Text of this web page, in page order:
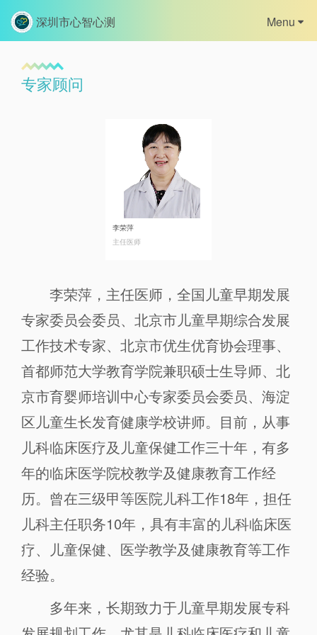
深圳市心智心测 Menu
首页
心智网校
专家顾问
李荣萍
主任医师
李荣萍，主任医师，全国儿童早期发展
专家委员会委员、北京市儿童早期综合发展
工作技术专家、北京市优生优育协会理事、
首都师范大学教育学院兼职硕士生导师、北
京市育婴师培训中心专家委员会委员、海淀
区儿童生长发育健康学校讲师。目前，从事
儿科临床医疗及儿童保健工作三十年，有多
年的临床医学院校教学及健康教育工作经
历。曾在三级甲等医院儿科工作18年，担任
儿科主任职务10年，具有丰富的儿科临床医
疗、儿童保健、医学教学及健康教育等工作
经验。
多年来，长期致力于儿童早期发展专科